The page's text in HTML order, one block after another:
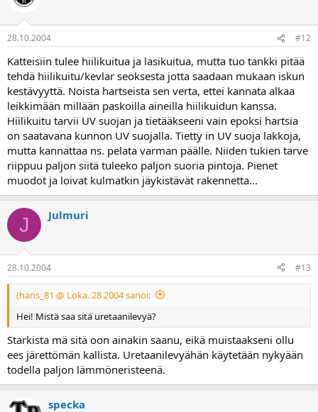
28.10.2004 #12
Katteisiin tulee hiilikuitua ja lasikuitua, mutta tuo tankki pitää
tehdä hiilikuitu/kevlar seoksesta jotta saadaan mukaan iskun
kestävyyttä. Noista hartseista sen verta, ettei kannata alkaa
leikkimään millään paskoilla aineilla hiilikuidun kanssa.
Hiilikuitu tarvii UV suojan ja tietääkseeni vain epoksi hartsia
on saatavana kunnon UV suojalla. Tietty in UV suoja lakkoja,
mutta kannattaa ns. pelata varman päälle. Niiden tukien tarve
riippuu paljon siitä tuleeko paljon suoria pintoja. Pienet
muodot ja loivat kulmatkin jäykistävät rakennetta...
J Julmuri
28.10.2004 #13
(hans_81 @ Loka. 28 2004 sanoi:
Hei! Mistä saa sitä uretaanilevyä?
Starkista mä sitä oon ainakin saanu, eikä muistaakseni ollu
ees järettömän kallista. Uretaanilevyähän käytetään nykyään
todella paljon lämmöneristeenä.
specka